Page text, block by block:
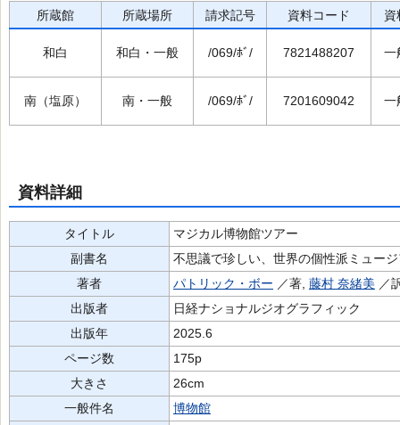
所蔵館 所蔵場所 請求記号 資料コード 資
和白 和白・一般 /069/ﾎﾞ/ 7821488207 一
南（塩原） 南・一般 /069/ﾎﾞ/ 7201609042 一
資料詳細
タイトル
マジカル博物館ツアー
副書名
不思議で珍しい、世界の個性派ミュー
著者
パトリック・ボー ／著, 藤村 奈緒美 ／
出版者
日経ナショナルジオグラフィック
出版年
2025.6
ページ数
175p
大きさ
26cm
一般件名
博物館